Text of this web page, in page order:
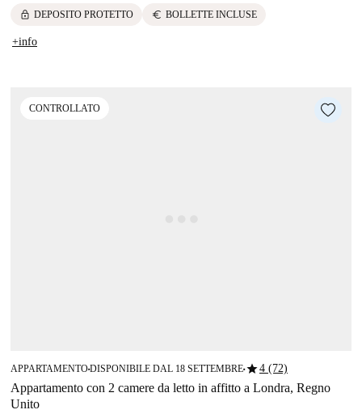
lock DEPOSITO PROTETTO euro BOLLETTE INCLUSE
+info
CONTROLLATO
APPARTAMENTO■DISPONIBILE DAL 18 SETTEMBRE■star4 (72)
Appartamento con 2 camere da letto in affitto a Londra, Regno
Unito